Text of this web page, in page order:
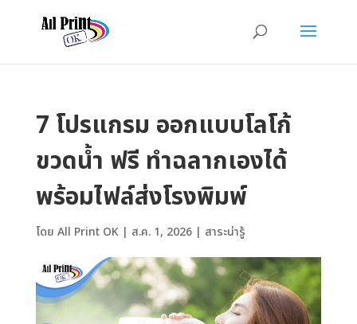
7 โปรแกรม ออกแบบโลโก้
ขวดน้ำ ฟรี ทำฉลากเองได้
พร้อมไฟล์ส่งโรงพิมพ์
โดย All Print OK| ส.ค. 1, 2026| สาระน่ารู้